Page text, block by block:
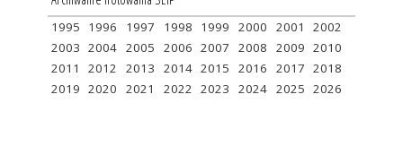
1995 1996 1997 1998 1999 2000 2001
2002
2003 2004 2005 2006 2007 2008 2009 2010
2011
2012 2013 2014 2015 2016 2017 2018
2019 2020 2021 2022 2023 2024 2025 2026